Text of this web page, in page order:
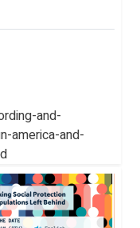
and-
america-and-